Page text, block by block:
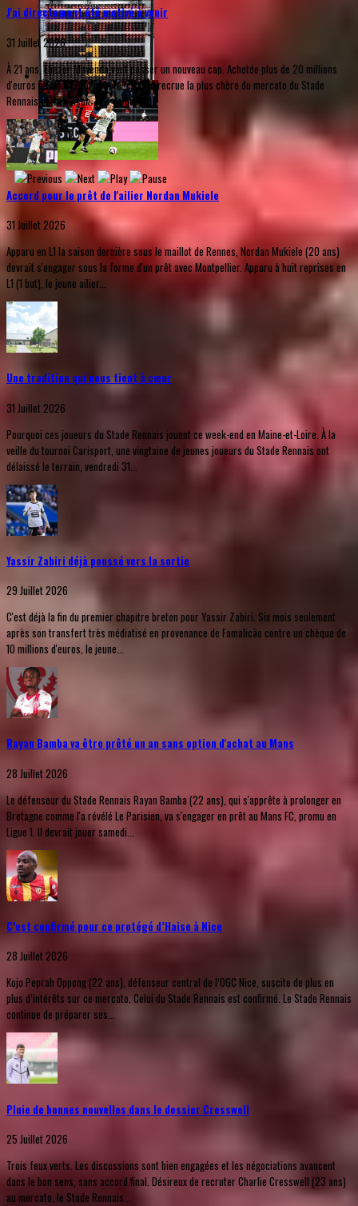
J'ai directement été motivé à venir
31 Juillet 2026
À 21 ans, Eliezer Mayenda veut passer un nouveau cap. Achetée plus de 20 millions
d'euros à Sunderland cet été, c'est la recrue la plus chère du mercato du Stade
Rennais cette saison. Pas de quoi...
Accord pour le prêt de l'ailier Nordan Mukiele
31 Juillet 2026
Apparu en L1 la saison dernière sous le maillot de Rennes, Nordan Mukiele (20 ans)
devrait s'engager sous la forme d'un prêt avec Montpellier. Apparu à huit reprises en
L1 (1 but), le jeune ailier...
Une tradition qui nous tient à cœur
31 Juillet 2026
Pourquoi ces joueurs du Stade Rennais jouent ce week-end en Maine-et-Loire. À la
veille du tournoi Carisport, une vingtaine de jeunes joueurs du Stade Rennais ont
délaissé le terrain, vendredi 31...
Yassir Zabiri déjà poussé vers la sortie
29 Juillet 2026
C'est déjà la fin du premier chapitre breton pour Yassir Zabiri. Six mois seulement
après son transfert très médiatisé en provenance de Famalicão contre un chèque de
10 millions d'euros, le jeune...
Rayan Bamba va être prêté un an sans option d'achat au Mans
28 Juillet 2026
Le défenseur du Stade Rennais Rayan Bamba (22 ans), qui s'apprête à prolonger en
Bretagne comme l'a révélé Le Parisien, va s'engager en prêt au Mans FC, promu en
Ligue 1. Il devrait jouer samedi...
C’est confirmé pour ce protégé d’Haise à Nice
28 Juillet 2026
Kojo Peprah Oppong (22 ans), défenseur central de l’OGC Nice, suscite de plus en
plus d’intérêts sur ce mercato. Celui du Stade Rennais est confirmé. Le Stade Rennais
continue de préparer ses...
Pluie de bonnes nouvelles dans le dossier Cresswell
25 Juillet 2026
Trois feux verts. Les discussions sont bien engagées et les négociations avancent
dans le bon sens, sans accord final. Désireux de recruter Charlie Cresswell (23 ans)
au mercato, le Stade Rennais...